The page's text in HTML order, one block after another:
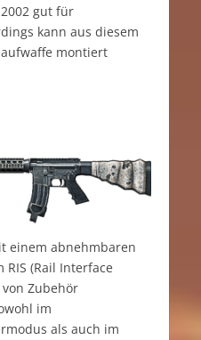
gut für
kann aus diesem
montiert
einem abnehmbaren
(Rail Interface
Zubehör
im
als auch im